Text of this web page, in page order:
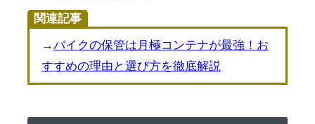
関連記事
→バイクの保管は月極コンテナが最強！お
すすめの理由と選び方を徹底解説